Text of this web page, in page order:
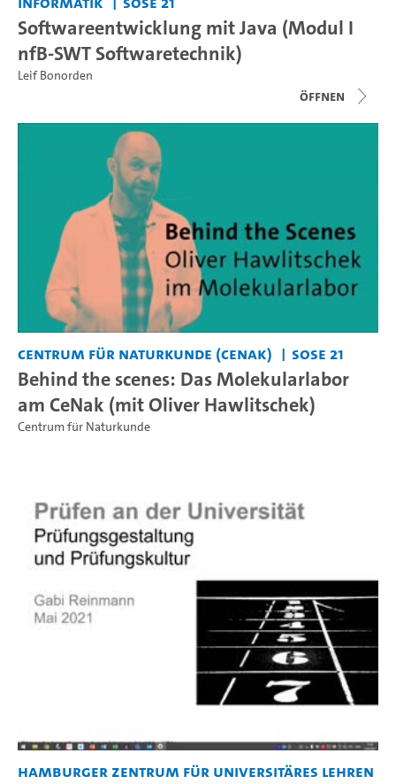
Softwareentwicklung mit Java (Modul I
nfB-SWT Softwaretechnik)
Leif Bonorden
Öffnen
Centrum für Naturkunde (CeNak) SoSe 21
Behind the scenes: Das Molekularlabor
am CeNak (mit Oliver Hawlitschek)
Centrum für Naturkunde
Hamburger Zentrum für Universitäres Lehren